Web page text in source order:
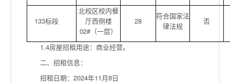
133标段
北校区校内餐
厅西侧楼
02#（一层）
28
符合国家法
律法规
否
1.4房屋招租用途：商业经营。
二、招租信息：
招租日期：2024年11月8日